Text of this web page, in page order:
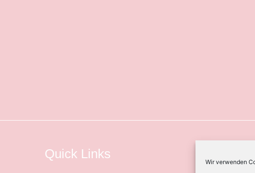
Wir verwenden
Quick Links